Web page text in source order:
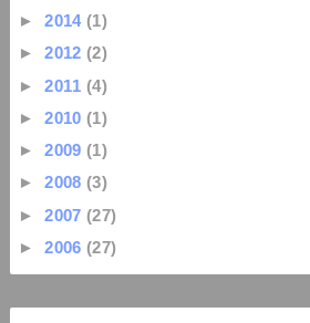
►2014 (1)
►2012 (2)
►2011 (4)
►2010 (1)
►2009 (1)
►2008 (3)
►2007 (27)
►2006 (27)